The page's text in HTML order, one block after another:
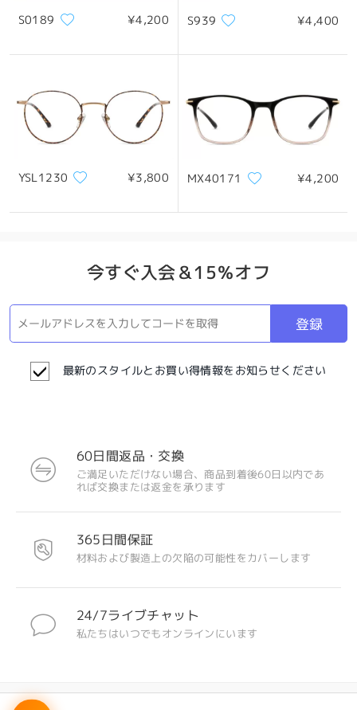
S0189 ¥4,200 S939 ¥4,400
YSL1230 ¥3,800 MX40171 ¥4,200
今すぐ入会＆15％オフ
登録
最新のスタイルとお買い得情報をお知らせください
60日間返品・交換
ご満足いただけない場合、商品到着後60日以内であ
れば交換または返金を承ります
365日間保証
材料および製造上の欠陥の可能性をカバーします
24/7ライブチャット
私たちはいつでもオンラインにいます